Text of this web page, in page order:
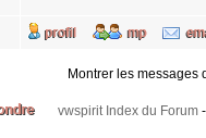
Montrer les messages
vwspirit Index du Forum